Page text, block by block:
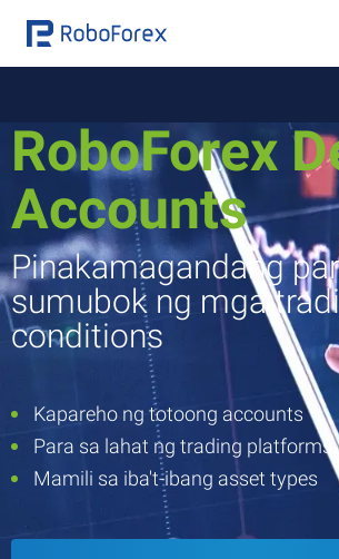
RoboForex
Accounts
Pinakamagandang
sumubok ng mga
conditions
Kapareho ng totoong accounts
Para sa lahat ng trading platforms
Mamili sa iba't-ibang asset types